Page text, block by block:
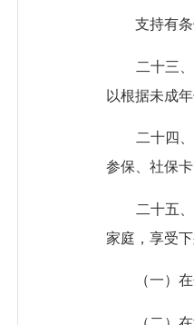
支持有条
二十三、增
以根据未成
二十四、增
参保、社保
二十五、将
家庭，享受
（一）在分